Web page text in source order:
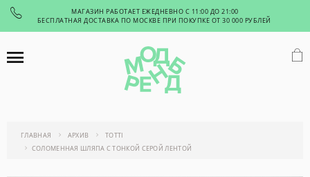
МАГАЗИН РАБОТАЕТ ЕЖЕДНЕВНО С 11:00 ДО 21:00
БЕСПЛАТНАЯ ДОСТАВКА ПО МОСКВЕ ПРИ ПОКУПКЕ ОТ 30 000 РУБЛЕЙ
ГЛАВНАЯ АРХИВ
TOTTI
СОЛОМЕННАЯ ШЛЯПА С ТОНКОЙ СЕРОЙ ЛЕНТОЙ